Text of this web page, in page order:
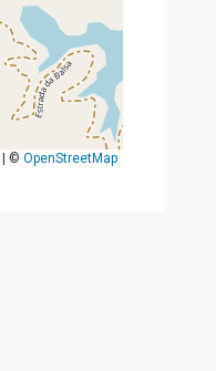
| © OpenStreetMap